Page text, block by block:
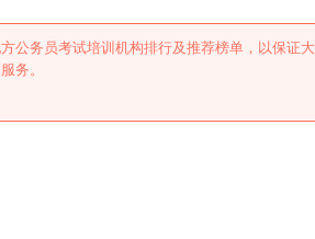
公务员考试培训机构排行及推荐榜单，以保证
务。